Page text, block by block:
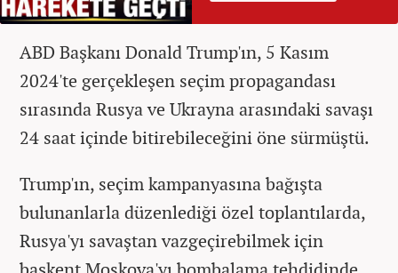
ABD Başkanı Donald Trump'ın, 5 Kasım
2024'te gerçekleşen seçim propagandası
sırasında Rusya ve Ukrayna arasındaki savaşı
24 saat içinde bitirebileceğini öne sürmüştü.
Trump'ın, seçim kampanyasına bağışta
bulunanlarla düzenlediği özel toplantılarda,
Rusya'yı savaştan vazgeçirebilmek için